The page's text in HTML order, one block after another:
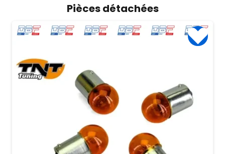
Pièces détachées